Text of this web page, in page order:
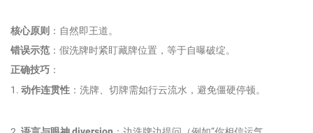
核心原则 ：自然即王道。
错误示范 ：假洗牌时紧盯藏牌位置，等于自曝破绽。
正确技巧 ：
1. 动作连贯性 ：洗牌、切牌需如行云流水，避免僵硬停顿。